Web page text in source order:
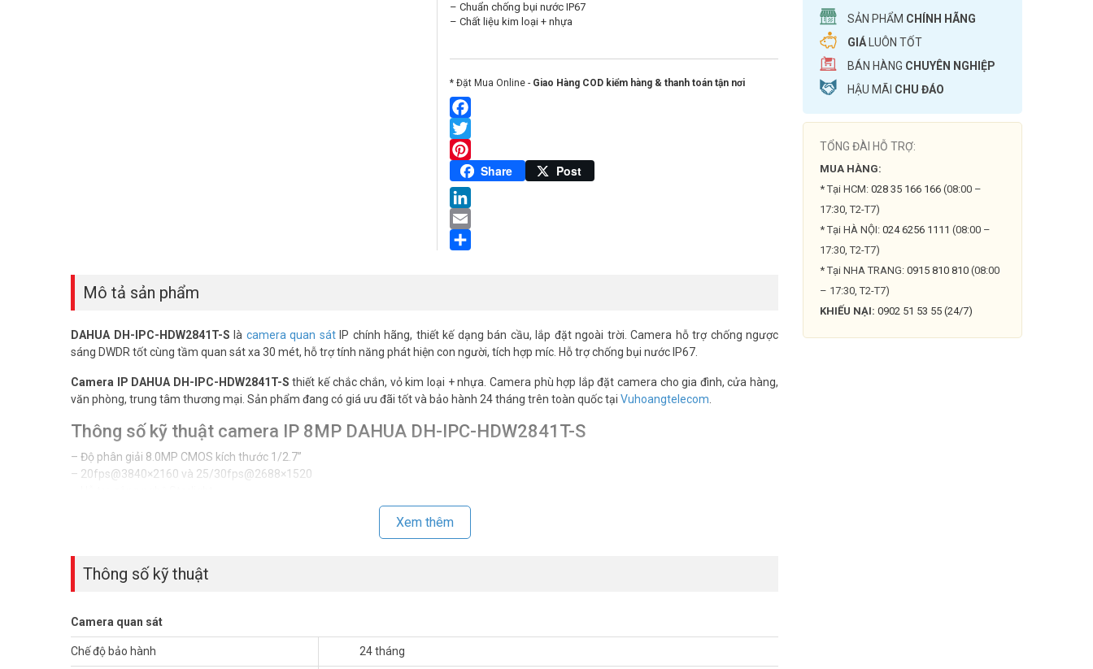
– Chuẩn chống bụi nước IP67
– Chất liệu kim loại + nhựa
* Đặt Mua Online - Giao Hàng COD kiểm hàng & thanh toán tận nơi
Facebook
Twitter
Pinterest
Share Post
LinkedIn
Email
Mô tả sản phẩm
DAHUA DH-IPC-HDW2841T-S là camera quan sátIP chính hãng, thiết kế dạng bán cầu, lắp đặt ngoài trời. Camera hỗ trợ chống ngược
sáng DWDR tốt cùng tầm quan sát xa 30 mét, hỗ trợ tính năng phát hiện con người, tích hợp míc. Hỗ trợ chống bụi nước IP67.
Camera IP DAHUA DH-IPC-HDW2841T-Sthiết kế chắc chắn, vỏ kim loại + nhựa. Camera phù hợp lắp đặt camera cho gia đình, cửa hàng,
văn phòng, trung tâm thương mại. Sản phẩm đang có giá ưu đãi tốt và bảo hành 24 tháng trên toàn quốc tại Vuhoangtelecom
Thông số kỹ thuật camera IP 8MP DAHUA DH-IPC-HDW2841T-S
– Độ phân giải 8.0MP CMOS kích thước 1/2.7”
– 20fps@3840×2160 và 25/30fps@2688×1520
– Chức năng phát hiện thông minh: Hàng rào ảo, Xâm nhập (phân biệt người và xe), SMD Plus.
– ICR, AWB, AGC, BLC, 3D-DNR, WDR(120dB).
– Tích hợp mic
– Chuẩn chống bụi nước IP67
– Chất liệu kim loại + nhựa
– Điện áp DC12V hoặc PoE (802.3af)
Xem thêm
Thông số kỹ thuật
Camera quan sát
Chế độ bảo hành 24 tháng
SẢN PHẨM CHÍNH HÃNG
GIÁ LUÔN TỐT
BÁN HÀNG CHUYÊN NGHIỆP
HẬU MÃI CHU ĐÁO
TỔNG ĐÀI HỖ TRỢ:
MUA HÀNG:
* Tại HCM: 028 35 166 166 (08:00 –
17:30, T2-T7)
* Tại HÀ NỘI: 024 6256 1111 (08:00 –
17:30, T2-T7)
* Tại NHA TRANG: 0915 810 810 (08:00
– 17:30, T2-T7)
KHIẾU NẠI: 0902 51 53 55 (24/7)